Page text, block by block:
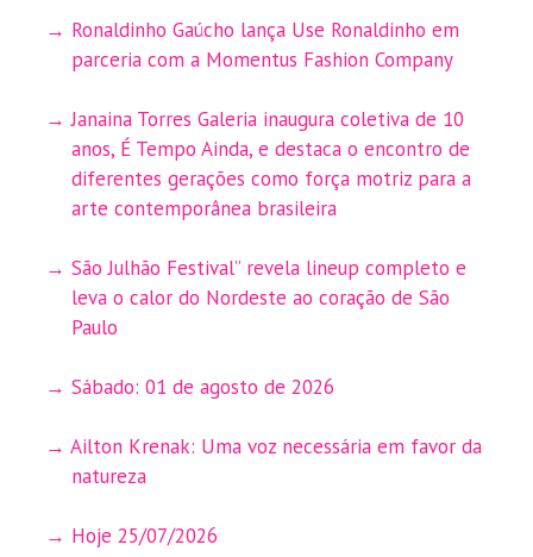
Ronaldinho Gaúcho lança Use Ronaldinho em
parceria com a Momentus Fashion Company
Janaina Torres Galeria inaugura coletiva de 10
anos, É Tempo Ainda, e destaca o encontro de
diferentes gerações como força motriz para a
arte contemporânea brasileira
São Julhão Festival” revela lineup completo e
leva o calor do Nordeste ao coração de São
Paulo
Sábado: 01 de agosto de 2026
Ailton Krenak: Uma voz necessária em favor da
natureza
Hoje 25/07/2026